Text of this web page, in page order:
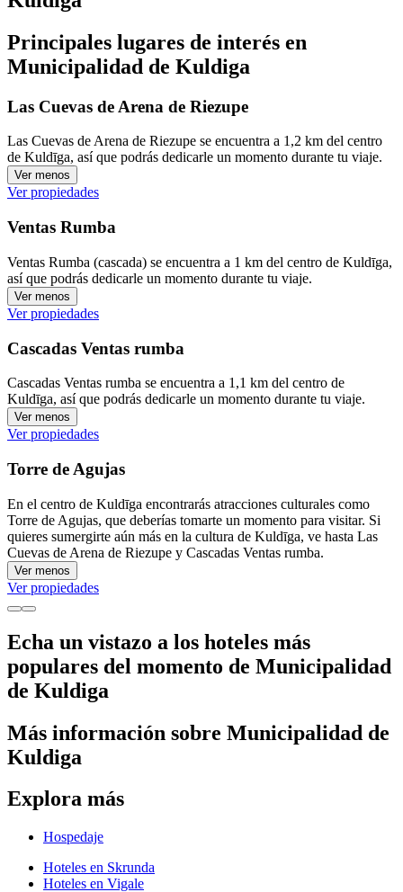
Principales lugares de interés en
Municipalidad de Kuldiga
Las Cuevas de Arena de Riezupe
Las Cuevas de Arena de Riezupe se encuentra a 1,2 km del centro
de Kuldīga, así que podrás dedicarle un momento durante tu viaje.
Ver menos
Ver propiedades
Ventas Rumba
Ventas Rumba (cascada) se encuentra a 1 km del centro de Kuldīga,
así que podrás dedicarle un momento durante tu viaje.
Ver menos
Ver propiedades
Cascadas Ventas rumba
Cascadas Ventas rumba se encuentra a 1,1 km del centro de
Kuldīga, así que podrás dedicarle un momento durante tu viaje.
Ver menos
Ver propiedades
Torre de Agujas
En el centro de Kuldīga encontrarás atracciones culturales como
Torre de Agujas, que deberías tomarte un momento para visitar. Si
quieres sumergirte aún más en la cultura de Kuldīga, ve hasta Las
Cuevas de Arena de Riezupe y Cascadas Ventas rumba.
Ver menos
Ver propiedades
Echa un vistazo a los hoteles más
populares del momento de Municipalidad
de Kuldiga
Más información sobre Municipalidad de
Kuldiga
Explora más
Hospedaje
Hoteles en Skrunda
Hoteles en Vigale